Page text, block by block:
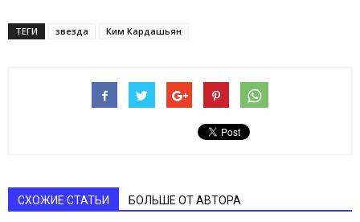
ТЕГИ звезда Ким Кардашьян
СХОЖИЕ СТАТЬИ БОЛЬШЕ ОТ АВТОРА